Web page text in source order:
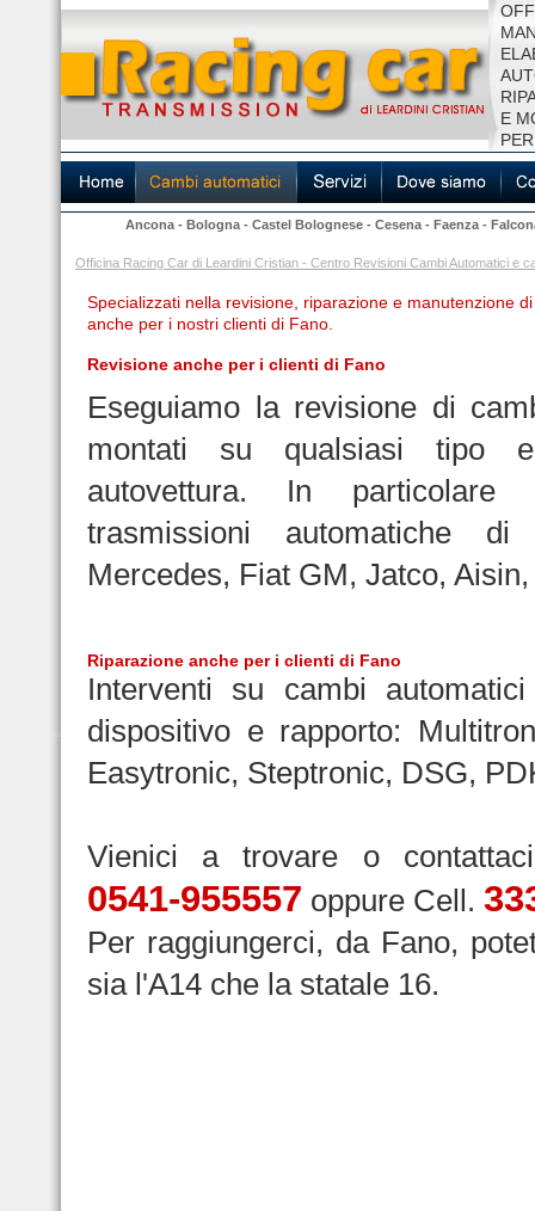
E
Ancona- Bologna- Castel Bolognese- Cesena- Faenza-
Officina Racing Car di Leardini Cristian - Centro Revisioni Cambi Automatici e
Specializzati nella revisione, riparazione e manutenzione
anche per i nostri clienti di Fano.
Revisione anche per i clienti di Fano
Eseguiamo la revisione di
montati su qualsiasi tipo
autovettura. In particolare
trasmissioni automatiche
Mercedes, Fiat GM, Jatco,
Riparazione anche per i clienti di Fano
Interventi su cambi
dispositivo e rapporto:
Easytronic, Steptronic, DSG,
Vienici a trovare o
0541-955557 oppure Cell.
Per raggiungerci, da Fano,
sia l'A14 che la statale 16.